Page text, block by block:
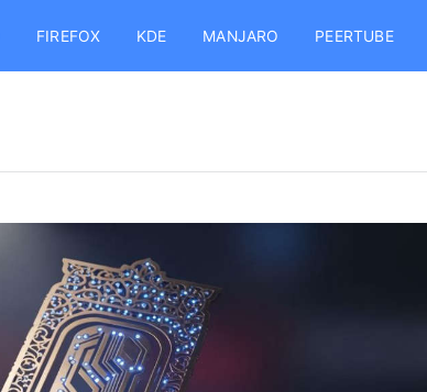
FIREFOX KDE MANJARO PEERTUBE